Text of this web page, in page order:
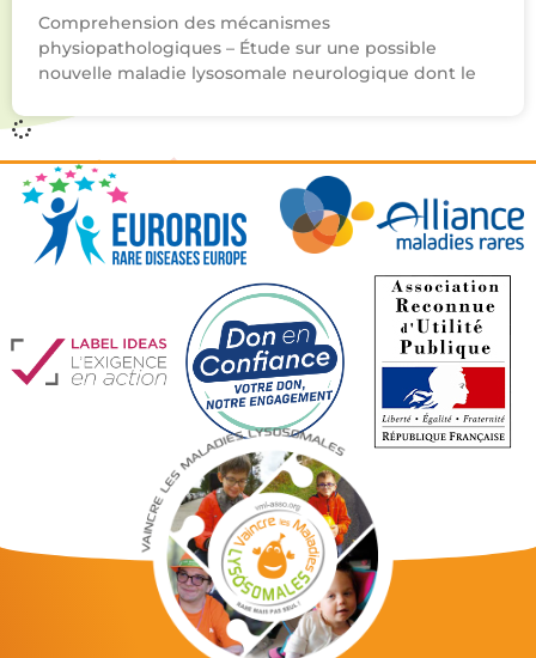
Comprehension des mécanismes
physiopathologiques – Étude sur une possible
nouvelle maladie lysosomale neurologique dont le